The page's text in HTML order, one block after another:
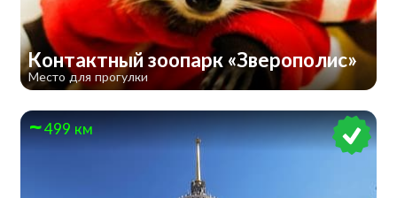
Контактный зоопарк «Зверополис»
Место для прогулки
499 км